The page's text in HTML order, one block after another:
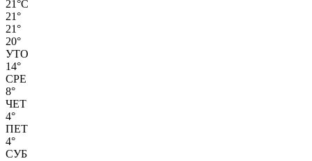
21°C
21°
21°
20°
УТО
14°
СРЕ
8°
ЧЕТ
4°
ПЕТ
4°
СУБ